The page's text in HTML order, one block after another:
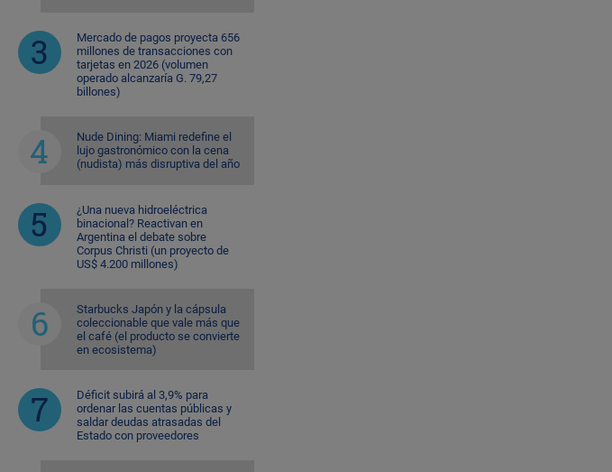
Mercado de pagos proyecta 656
millones de transacciones con
tarjetas en 2026 (volumen
operado alcanzaría G. 79,27
billones)
Nude Dining: Miami redefine el
lujo gastronómico con la cena
(nudista) más disruptiva del año
¿Una nueva hidroeléctrica
binacional? Reactivan en
Argentina el debate sobre
Corpus Christi (un proyecto de
US$ 4.200 millones)
Starbucks Japón y la cápsula
coleccionable que vale más que
el café (el producto se convierte
en ecosistema)
Déficit subirá al 3,9% para
ordenar las cuentas públicas y
saldar deudas atrasadas del
Estado con proveedores